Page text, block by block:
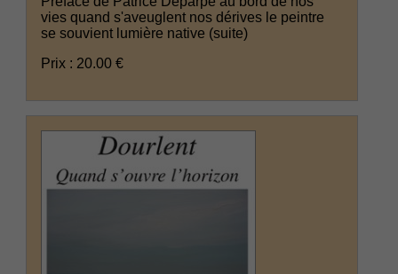
vies quand s'aveuglent nos dérives le peintre
se souvient lumière native (suite)
Prix : 20.00 €